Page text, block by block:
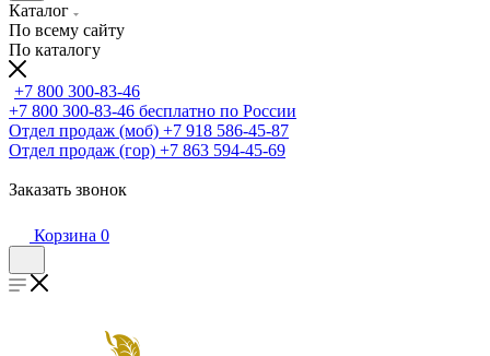
Каталог
По всему сайту
По каталогу
+7 800 300-83-46
+7 800 300-83-46 бесплатно по России
Отдел продаж (моб) +7 918 586-45-87
Отдел продаж (гор) +7 863 594-45-69
Заказать звонок
Корзина 0